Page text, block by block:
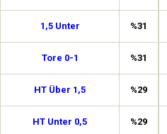
1,5 Unter %31
Tore 0-1 %31
HT Über 1,5 %29
HT Unter 0,5 %29